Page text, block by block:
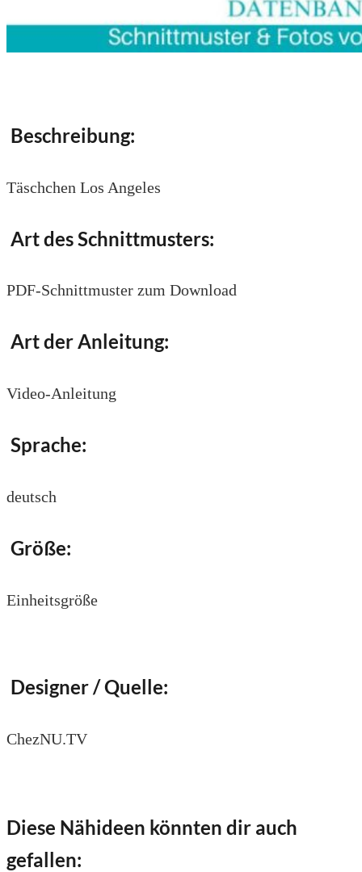
Beschreibung:
Täschchen Los Angeles
Art des Schnittmusters:
PDF-Schnittmuster zum Download
Art der Anleitung:
Video-Anleitung
Sprache:
deutsch
Größe:
Einheitsgröße
Designer / Quelle:
ChezNU.TV
Diese Nähideen könnten dir auch
gefallen: